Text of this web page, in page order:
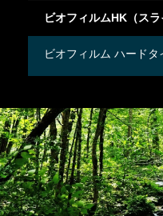
ビオフィルムHK（スラ
ビオフィルム ハードタ